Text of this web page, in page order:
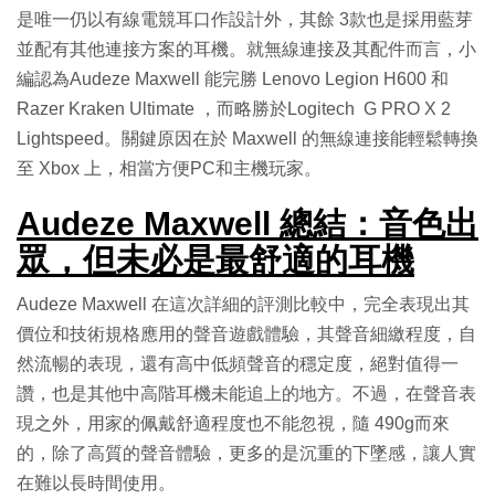
是唯一仍以有線電競耳口作設計外，其餘 3款也是採用藍芽
並配有其他連接方案的耳機。就無線連接及其配件而言，小
編認為Audeze Maxwell 能完勝 Lenovo Legion H600 和
Razer Kraken Ultimate ，而略勝於Logitech G PRO X 2
Lightspeed。關鍵原因在於 Maxwell 的無線連接能輕鬆轉換
至 Xbox 上，相當方便PC和主機玩家。
Audeze Maxwell 總結：音色出
眾，但未必是最舒適的耳機
Audeze Maxwell 在這次詳細的評測比較中，完全表現出其
價位和技術規格應用的聲音遊戲體驗，其聲音細繳程度，自
然流暢的表現，還有高中低頻聲音的穩定度，絕對值得一
讚，也是其他中高階耳機未能追上的地方。不過，在聲音表
現之外，用家的佩戴舒適程度也不能忽視，隨 490g而來
的，除了高質的聲音體驗，更多的是沉重的下墜感，讓人實
在難以長時間使用。